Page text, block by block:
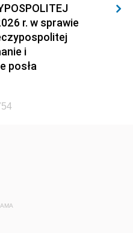
r. w sprawie
i
posła